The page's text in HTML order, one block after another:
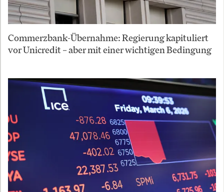
Commerzbank-Übernahme: Regierung kapituliert
vor Unicredit – aber mit einer wichtigen Bedingung